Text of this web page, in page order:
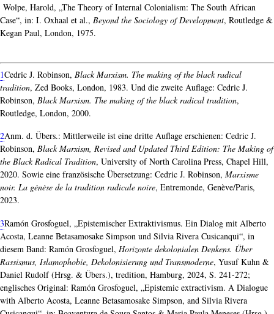
Wolpe, Harold, „The Theory of Internal Colonialism: The South African
Case“, in: I. Oxhaal et al., Beyond the Sociology of Development, Routledge &
Kegan Paul, London, 1975.
1Cedric J. Robinson, Black Marxism. The making of the black radical
tradition, Zed Books, London, 1983. Und die zweite Auflage: Cedric J.
Robinson, Black Marxism. The making of the black radical tradition,
Routledge, London, 2000.
2Anm. d. Übers.: Mittlerweile ist eine dritte Auflage erschienen: Cedric J.
Robinson, Black Marxism, Revised and Updated Third Edition: The Making of
the Black Radical Tradition, University of North Carolina Press, Chapel Hill,
2020. Sowie eine französische Übersetzung: Cedric J. Robinson, Marxisme
noir. La génèse de la tradition radicale noire, Entremonde, Genève/​Paris,
2023.
3Ramón Grosfoguel, „Epistemischer Extraktivismus. Ein Dialog mit Alberto
Acosta, Leanne Betasamosake Simpson und Silvia Rivera Cusicanqui“, in
diesem Band: Ramón Grosfoguel, Horizonte dekolonialen Denkens. Über
Rassismus, Islamophobie, Dekolonisierung und Transmoderne, Yusuf Kuhn &
Daniel Rudolf (Hrsg. & Übers.), tredition, Hamburg, 2024, S. 241-272;
englisches Original: Ramón Grosfoguel, „Epistemic extractivism. A Dialogue
with Alberto Acosta, Leanne Betasamosake Simpson, and Silvia Rivera